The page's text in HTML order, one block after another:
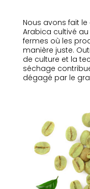
Nous avons fait le
Arabica cultivé
fermes où les
manière juste.
de culture et la
séchage
dégagé par le